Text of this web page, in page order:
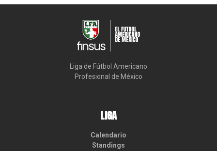
Liga de Fútbol Americano
Profesional de México
LIGA
Calendario
Standings